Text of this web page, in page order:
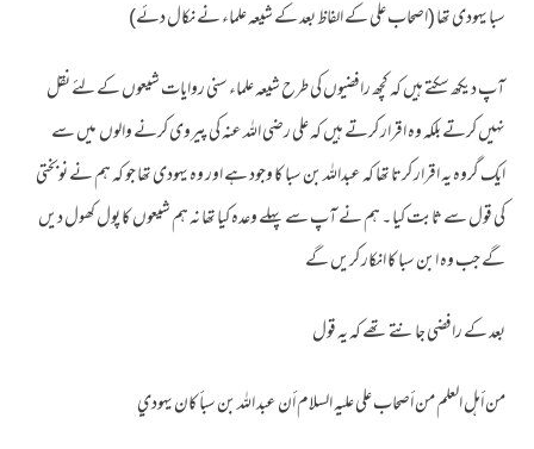
سبا یہودی تھا (اصحاب علی کے الفاظ بعد کے شیعہ علماء نے نکال دئے)
آپ دیکھ سکتے ہیں کہ کچھ رافضیوں کی طرح شیعہ علماء سنی روایات شیعوں کے لئے نقل
نہیں کرتے بلکہ وہ اقرار کرتے ہیں کہ علی رضی اللہ عنہ کی پیروی کرنے والوں میں سے
ایک گروہ یہ اقرار کرتا تھا کہ عبداللہ بن سبا کا وجود ہے اور وہ یہودی تھا جو کہ ہم نے نوبختی
کی قول سے ثابت کیا ۔ ہم نے آپ سے پہلے وعدہ کیا تھا نہ ہم شیعوں کا پول کھول دیں
گے جب وہ ابن سبا کا انکار کریں گے
بعد کے رافضی جانتے تھے کہ یہ قول
من أهل العلم من أصحاب علي عليه السلام أن عبد الله بن سبأ كان يهودي